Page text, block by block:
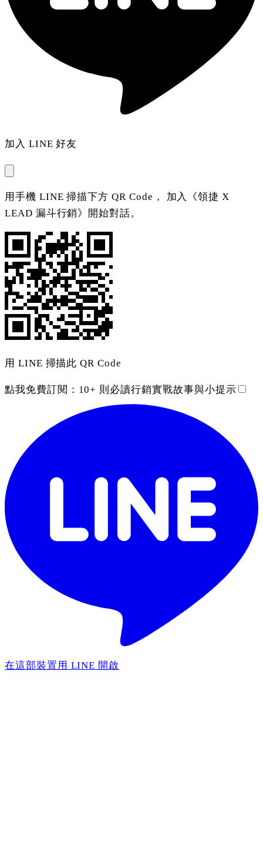
加入 LINE 好友
用手機 LINE 掃描下方 QR Code， 加入《領捷 X
LEAD 漏斗行銷》開始對話。
用 LINE 掃描此 QR Code
點我免費訂閱： 10+ 則必讀行銷實戰故事與小提示
在這部裝置用 LINE 開啟